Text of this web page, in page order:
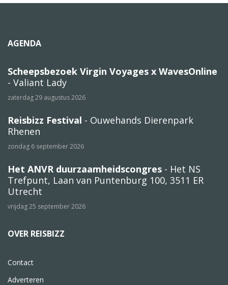
AGENDA
Scheepsbezoek Virgin Voyages x WavesOnline
- Valiant Lady
zaterdag 29 augustus 2026
Reisbizz Festival - Ouwehands Dierenpark
Rhenen
zondag 6 september 2026
Het ANVR duurzaamheidscongres - Het NS
Trefpunt, Laan van Puntenburg 100, 3511 ER
Utrecht
vrijdag 25 september 2026
OVER REISBIZZ
Contact
Adverteren